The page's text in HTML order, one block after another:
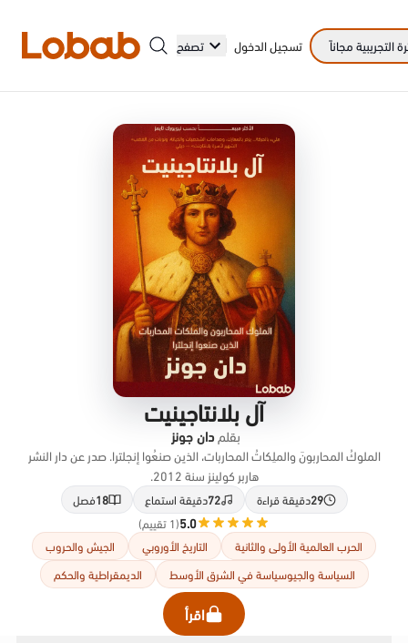
تصفح تسجيل الدخول التجريبية مجاناً
أمم!
لا توجد كتب في الرف بعد.
آل بلانتاجينيت
بقلمدان جونز
الملوكُ المحاربونَ والملِكاتُ المحاربات، الذين صنعُوا إنجلترا. صدر عن دار النشر
هاربر كولينز سنة 2012.
29دقيقة قراءة 72دقيقة استماع 18فصل
5.0(1 تقييم)
الحرب العالمية الأولى والثانية
التاريخ الأوروبي
الجيش والحروب
السياسة والجيوسياسة في الشرق الأوسط
الديمقراطية والحكم
اقرأ